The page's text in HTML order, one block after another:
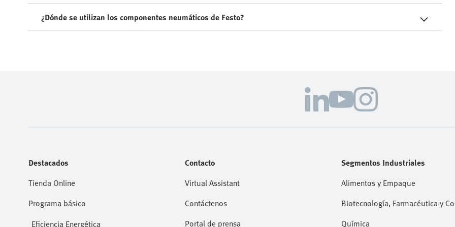
¿Dónde se utilizan los componentes neumáticos de Festo?
Destacados
Tienda Online
Programa básico
Eficiencia Energética
Contacto
Virtual Assistant
Contáctenos
Portal de prensa
Segmentos Industriales
Alimentos y Empaque
Biotecnología, Farmacéutica y
Química